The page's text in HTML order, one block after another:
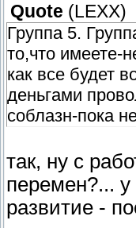
Quote (LEXX)
Группа 5.
то,что имеете-
как все будет
деньгами
соблазн-пока
так, ну с
перемен?...
развитие -